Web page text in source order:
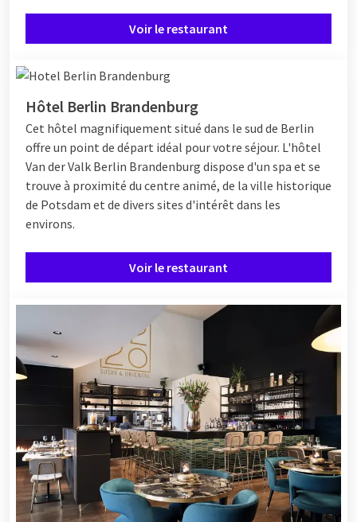
Voir le restaurant
Hôtel Berlin Brandenburg
Cet hôtel magnifiquement situé dans le sud de Berlin
offre un point de départ idéal pour votre séjour. L'hôtel
Van der Valk Berlin Brandenburg dispose d'un spa et se
trouve à proximité du centre animé, de la ville historique
de Potsdam et de divers sites d'intérêt dans les
environs.
Voir le restaurant